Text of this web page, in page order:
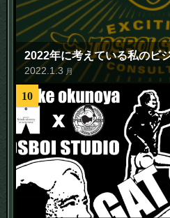
2022年に考えている私のビ
2022.1.3 月
10